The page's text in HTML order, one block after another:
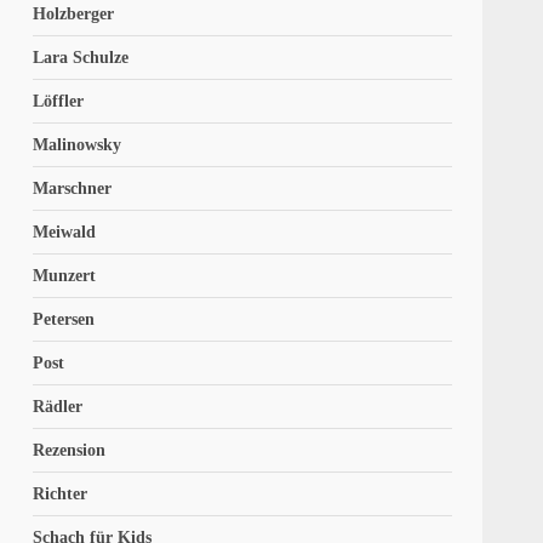
Holzberger
Lara Schulze
Löffler
Malinowsky
Marschner
Meiwald
Munzert
Petersen
Post
Rädler
Rezension
Richter
Schach für Kids